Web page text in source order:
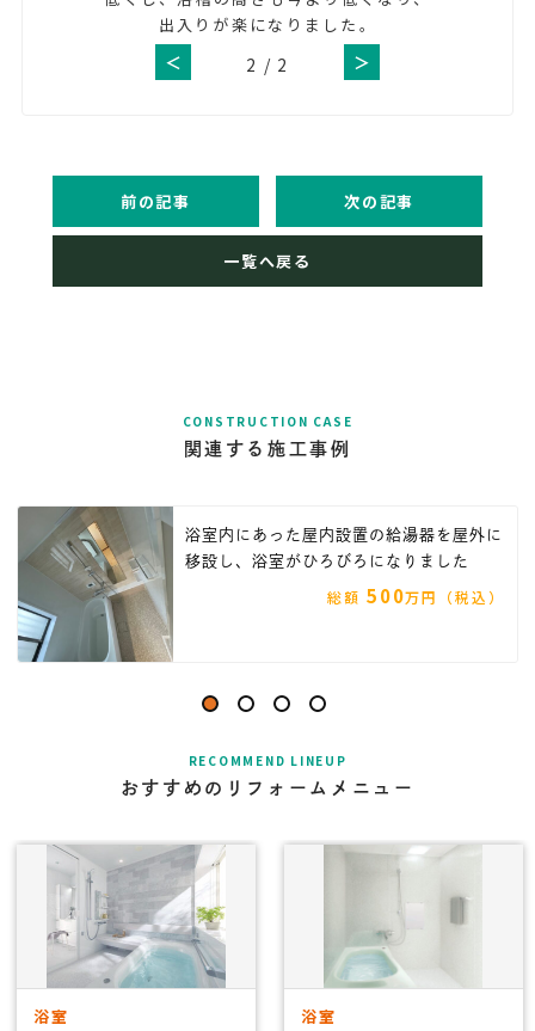
＜
出入りが楽になりました。
＞
2 / 2
前の記事 次の記事
一覧へ戻る
CONSTRUCTION CASE
関連する施工事例
浴室内にあった屋内設置の給湯器を屋外に
移設し、浴室がひろびろになりました
総額 500万円（税込）
RECOMMEND LINEUP
おすすめのリフォームメニュー
浴室 浴室